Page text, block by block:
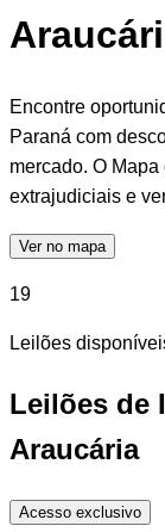
Encontre
Paraná com
mercado. O
extrajudiciais e
Ver no mapa
19
Leilões
Leilões de
Araucária
Acesso exclusivo